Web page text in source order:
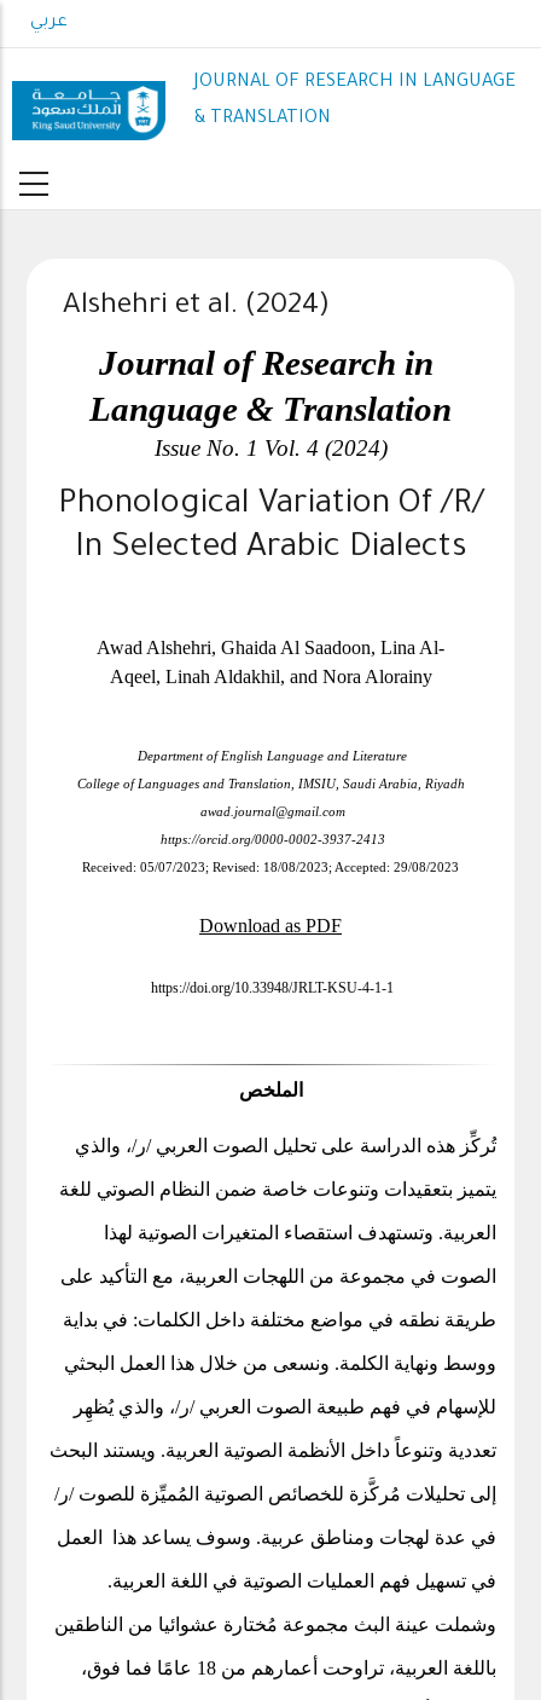
to
content
عربي
JOURNAL OF RESEARCH IN LANGUAGE
& TRANSLATION
Alshehri et al. (2024)
Journal of Research in
Language & Translation
Issue No. 1 Vol. 4 (2024)
Phonological Variation Of /r/
In Selected Arabic Dialects
Awad Alshehri, Ghaida Al Saadoon, Lina Al-
Aqeel, Linah Aldakhil, and Nora Alorainy
Department of English Language and Literature
College of Languages and Translation, IMSIU, Saudi Arabia, Riyadh
awad.journal@gmail.com
https://orcid.org/0000-0002-3937-2413
Received: 05/07/2023; Revised: 18/08/2023; Accepted: 29/08/2023
Download as PDF
https://doi.org/10.33948/JRLT-KSU-4-1-1
الملخص
تُركِّز هذه الدراسة على تحليل الصوت العربي /ر/، والذي
يتميز بتعقيدات وتنوعات خاصة ضمن النظام الصوتي للغة
العربية. وتستهدف استقصاء المتغيرات الصوتية لهذا
الصوت في مجموعة من اللهجات العربية، مع التأكيد على
طريقة نطقه في مواضع مختلفة داخل الكلمات: في بداية
ووسط ونهاية الكلمة. ونسعى من خلال هذا العمل البحثي
للإسهام في فهم طبيعة الصوت العربي /ر/، والذي يُظهِر
تعددية وتنوعاً داخل الأنظمة الصوتية العربية. ويستند البحث
إلى تحليلات مُركَّزة للخصائص الصوتية المُميِّزة للصوت /ر/
في عدة لهجات ومناطق عربية. وسوف يساعد هذا العمل
في تسهيل فهم العمليات الصوتية في اللغة العربية.
وشملت عينة البث مجموعة مُختارة عشوائيا من الناطقين
باللغة العربية، تراوحت أعمارهم من 18 عامًا فما فوق،